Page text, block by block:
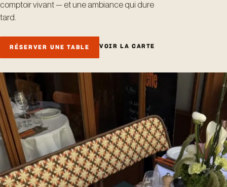
comptoir vivant — et une ambiance qui dure
tard.
RÉSERVER UNE TABLE VOIR LA CARTE